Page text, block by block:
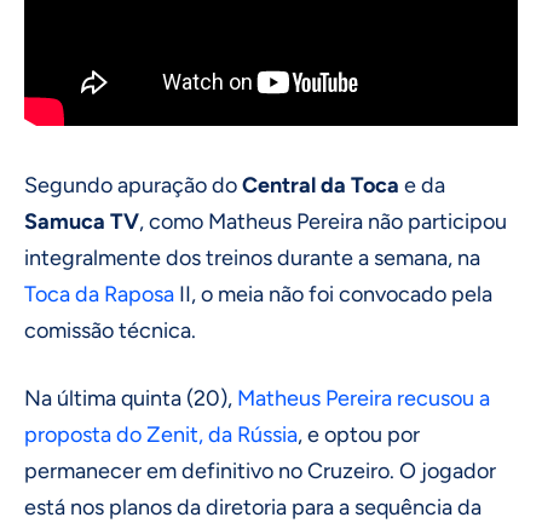
Segundo apuração doCentral da Toca e da
Samuca TV, como Matheus Pereira não participou
integralmente dos treinos durante a semana, na
Toca da Raposa II, o meia não foi convocado pela
comissão técnica.
Na última quinta (20), Matheus Pereira recusou a
proposta do Zenit, da Rússia, e optou por
permanecer em definitivo no Cruzeiro. O jogador
está nos planos da diretoria para a sequência da